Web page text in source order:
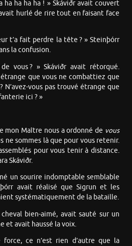
ha ha ha ! » Skáviðr avait couvert
hurlé de rire tout en faisant face
t’a fait perdre la tête ? » Steinþórr
la confusion.
vous ? » Skáviðr avait rétorqué.
étrange que vous ne combattiez que
N’avez-vous pas trouvé étrange que
ici ? »
mon Maître nous a ordonné de vous
ne sommes là que pour vous retenir.
pour vous tenir à distance.
Skáviðr.
un sourire indomptable semblable
avait réalisé que Sigrun et les
systématiquement de la bataille.
bien-aimé, avait sauté sur un
et avait haussé la voix.
ce n’est rien d’autre que la